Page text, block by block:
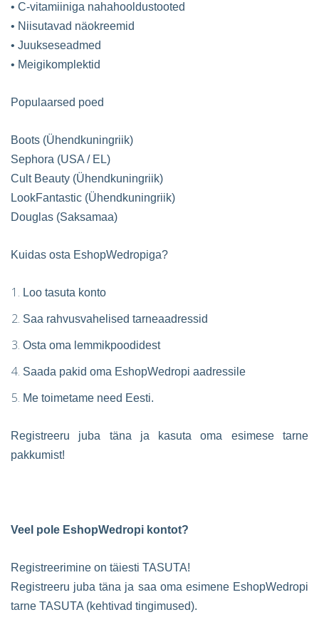
• C-vitamiiniga nahahooldustooted
• Niisutavad näokreemid
• Juukseseadmed
• Meigikomplektid
Populaarsed poed
Boots (Ühendkuningriik)
Sephora (USA / EL)
Cult Beauty (Ühendkuningriik)
LookFantastic (Ühendkuningriik)
Douglas (Saksamaa)
Kuidas osta EshopWedropiga?
Loo tasuta konto
Saa rahvusvahelised tarneaadressid
Osta oma lemmikpoodidest
Saada pakid oma EshopWedropi aadressile
Me toimetame need Eesti.
Registreeru juba täna ja kasuta oma esimese tarne
pakkumist!
Veel pole EshopWedropi kontot?
Registreerimine on täiesti TASUTA!
Registreeru juba täna ja saa oma esimene EshopWedropi
tarne TASUTA (kehtivad tingimused).